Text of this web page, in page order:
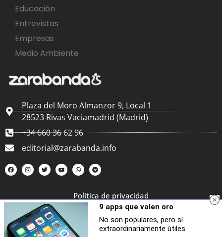
Educación
Entrevistas
Empresas
Medio Ambiente
Plaza del Moro Almanzor 9, Local 1
28523 Rivas Vaciamadrid (Madrid)
+34 660 36 62 96
editorial@zarabanda.info
Política de privacidad
Zarabanda Ediciones-Publicidad S.L. – Todos los
derechos reservados – www.zarabanda.info
9 apps que valen oro
No son populares, pero sí
extraordinariamente útiles